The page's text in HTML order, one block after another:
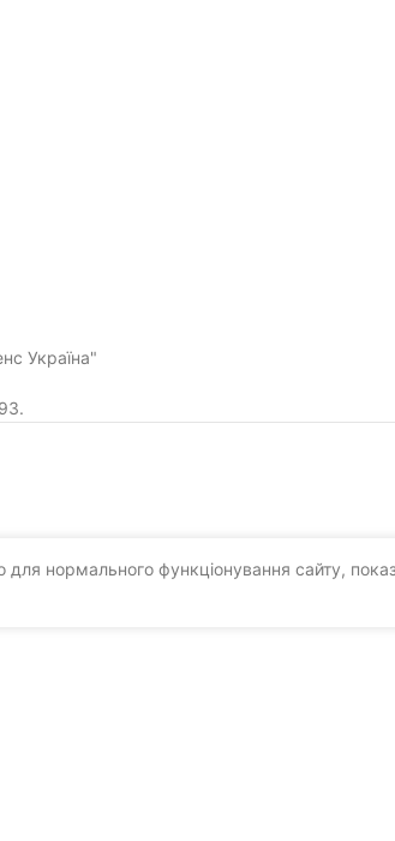
Україна"
нормального функціонування сайту,